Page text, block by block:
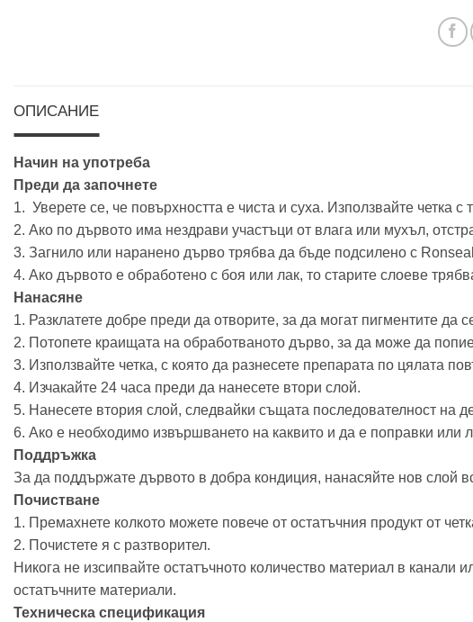
ОПИСАНИЕ
Начин на употреба
Преди да започнете
1. Уверете се, че повърхността е чиста и суха. Използвайте четка
2. Ако по дървото има нездрави участъци от влага или мухъл,
3. Загнило или наранено дърво трябва да бъде подсилено с
4. Ако дървото е обработено с боя или лак, то старите слоеве
Нанасяне
1. Разклатете добре преди да отворите, за да могат пигментите да
2. Потопете краищата на обработваното дърво, за да може да
3. Използвайте четка, с която да разнесете препарата по цялата
4. Изчакайте 24 часа преди да нанесете втори слой.
5. Нанесете втория слой, следвайки същата последователност на
6. Ако е необходимо извършването на каквито и да е поправки или
Поддръжка
За да поддържате дървото в добра кондиция, нанасяйте нов слой
Почистване
1. Премахнете колкото можете повече от остатъчния продукт от
2. Почистете я с разтворител.
Никога не изсипвайте остатъчното количество материал в канали
остатъчните материали.
Техническа спецификация